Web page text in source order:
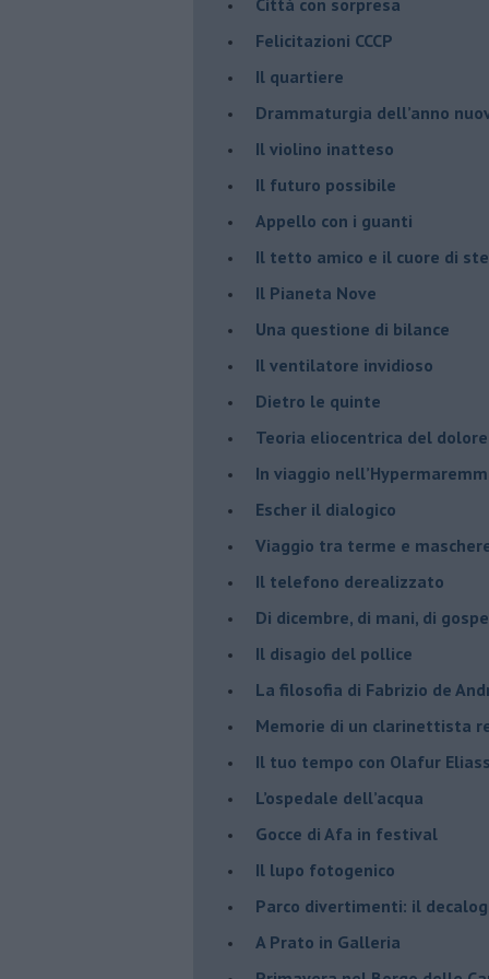
Felicitazioni CCCP
​Il quartiere
​Drammaturgia dell’anno
​Il violino inatteso
​Il futuro possibile
​Appello con i guanti
​Il tetto amico e il cuore di
​Il Pianeta Nove
​Una questione di bilance
​Il ventilatore invidioso
​Dietro le quinte
​Teoria eliocentrica del dolore
In viaggio
​Escher il dialogico
​Viaggio tra terme e
Il telefono derealizzato
​Di dicembre, di mani, di
​Il disagio del pollice
​La filosofia di Fabrizio de
Memorie di un clarinettista
​Il tuo tempo con Olafur
​L’ospedale dell’acqua
​Gocce di Afa in festival
​Il lupo fotogenico
​Parco divertimenti: il
​A Prato in Galleria